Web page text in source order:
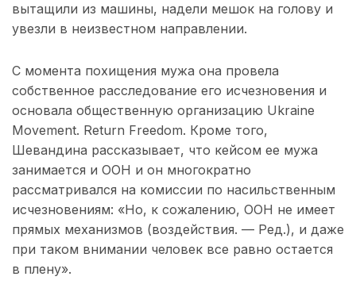
вытащили из машины, надели мешок на голову и
увезли в неизвестном направлении.
С момента похищения мужа она провела
собственное расследование его исчезновения и
основала общественную организацию Ukraine
Movement. Return Freedom. Кроме того,
Шевандина рассказывает, что кейсом ее мужа
занимается и ООН и он многократно
рассматривался на комиссии по насильственным
исчезновениям: «Но, к сожалению, ООН не имеет
прямых механизмов (воздействия. — Ред.), и даже
при таком внимании человек все равно остается
в плену».